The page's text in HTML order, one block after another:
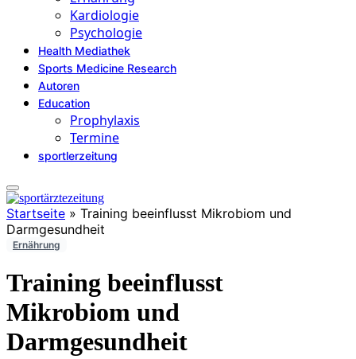
Kardiologie
Psychologie
Health Mediathek
Sports Medicine Research
Autoren
Education
Prophylaxis
Termine
sportlerzeitung
Startseite » Training beeinflusst Mikrobiom und
Darmgesundheit
Ernährung
Training beeinflusst
Mikrobiom und
Darmgesundheit